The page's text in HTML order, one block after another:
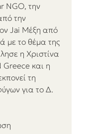
NGO, την
την
Jai Μέξη από
με το θέμα της
η Χριστίνα
και η
τη
για το Δ.